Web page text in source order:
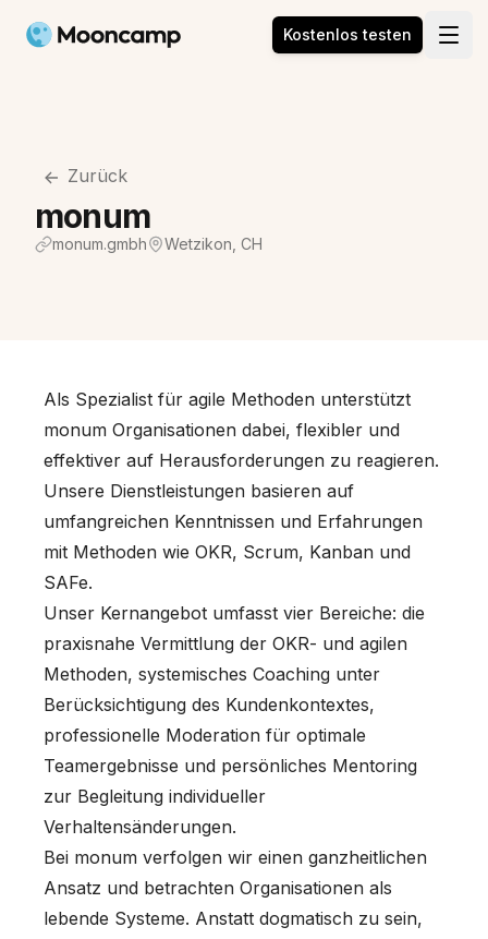
Mooncamp Kostenlos testen
Zurück
monum
monum.gmbh Wetzikon, CH
Als Spezialist für agile Methoden unterstützt
monum Organisationen dabei, flexibler und
effektiver auf Herausforderungen zu reagieren.
Unsere Dienstleistungen basieren auf
umfangreichen Kenntnissen und Erfahrungen
mit Methoden wie OKR, Scrum, Kanban und
SAFe.
Unser Kernangebot umfasst vier Bereiche: die
praxisnahe Vermittlung der OKR- und agilen
Methoden, systemisches Coaching unter
Berücksichtigung des Kundenkontextes,
professionelle Moderation für optimale
Teamergebnisse und persönliches Mentoring
zur Begleitung individueller
Verhaltensänderungen.
Bei monum verfolgen wir einen ganzheitlichen
Ansatz und betrachten Organisationen als
lebende Systeme. Anstatt dogmatisch zu sein,